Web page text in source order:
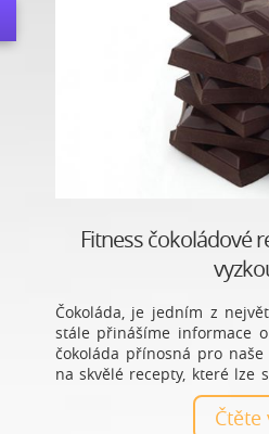
Fitness čokoládové
Čokoláda, je jedním z
stále přinášíme informace
čokoláda přínosná pro
na skvělé recepty, které
ale požitek z nich trvá velice